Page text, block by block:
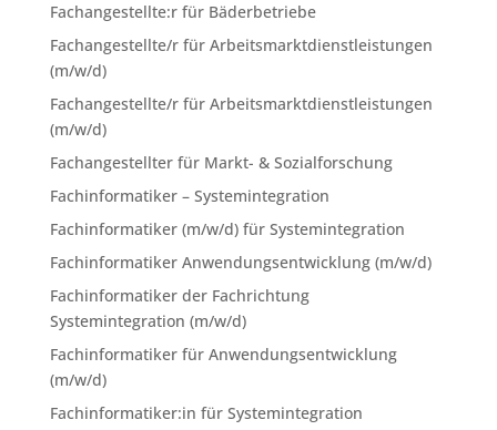
Fachangestellte:r für Bäderbetriebe
Fachangestellte/r für Arbeitsmarktdienstleistungen
(m/w/d)
Fachangestellte/r für Arbeitsmarktdienstleistungen
(m/w/d)
Fachangestellter für Markt- & Sozialforschung
Fachinformatiker – Systemintegration
Fachinformatiker (m/w/d) für Systemintegration
Fachinformatiker Anwendungsentwicklung (m/w/d)
Fachinformatiker der Fachrichtung
Systemintegration (m/w/d)
Fachinformatiker für Anwendungsentwicklung
(m/w/d)
Fachinformatiker:in für Systemintegration